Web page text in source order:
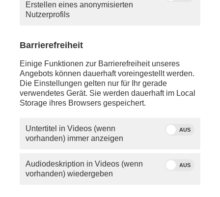
Quelle: dpa_ Kay
Erstellen eines anonymisierten
Nutzerprofils
Barrierefreiheit
Einige Funktionen zur Barrierefreiheit unseres
Angebots können dauerhaft voreingestellt werden.
Die Einstellungen gelten nur für Ihr gerade
verwendetes Gerät. Sie werden dauerhaft im Local
Storage ihres Browsers gespeichert.
Untertitel in Videos (wenn
vorhanden) immer anzeigen
AUS
Audiodeskription in Videos (wenn
vorhanden) wiedergeben
AUS